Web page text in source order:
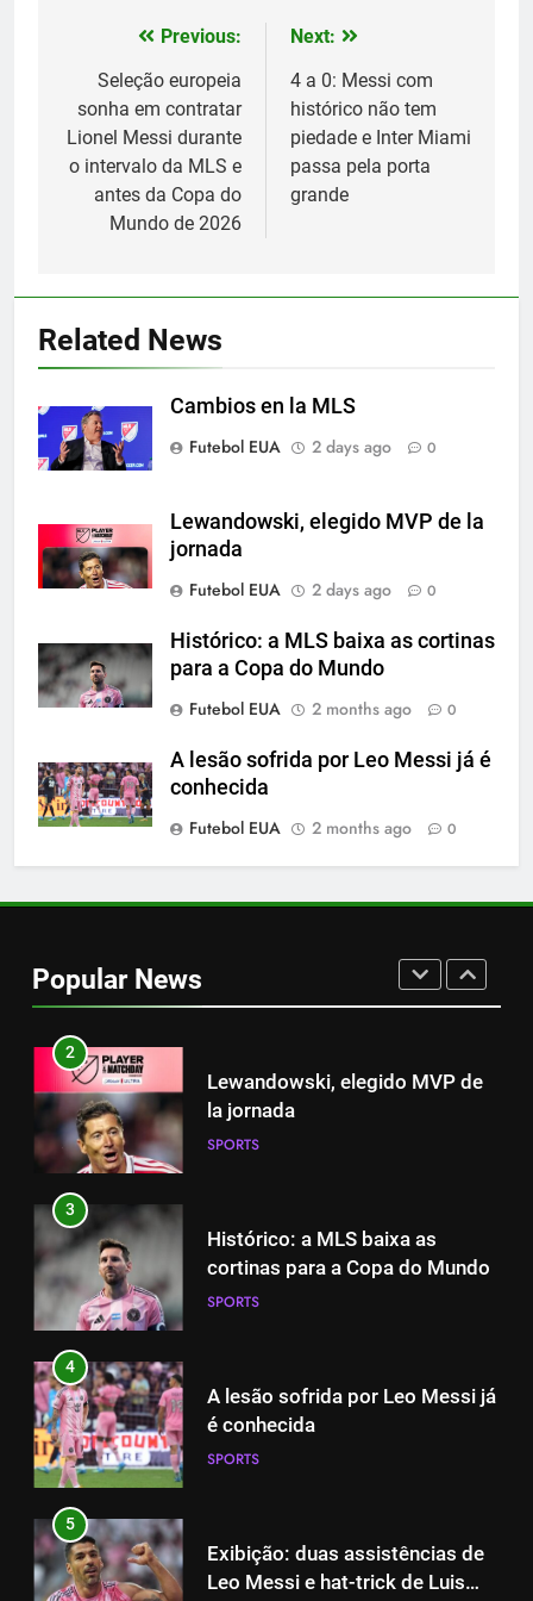
navigation
Previous:
Seleção europeia
sonha em contratar
Lionel Messi durante
o intervalo da MLS e
antes da Copa do
Mundo de 2026
Next:
4 a 0: Messi com
histórico não tem
piedade e Inter Miami
passa pela porta
grande
Related News
Cambios en la MLS
Futebol EUA
2 days ago 0
Lewandowski, elegido MVP de la
jornada
Futebol EUA
2 days ago 0
Histórico: a MLS baixa as cortinas
para a Copa do Mundo
Futebol EUA
2 months ago 0
A lesão sofrida por Leo Messi já é
conhecida
Futebol EUA
2 months ago 0
Popular News
Exibição: duas assistências de
Suárez
6
Austin dispensa sua equipe
SPORTS
7
torcedores do Inter Miami
SPORTS
2-0: Messi, como sempre
SPORTS
2
Lewandowski, elegido MVP de
la jornada
SPORTS
3
Histórico: a MLS baixa as
cortinas para a Copa do Mundo
SPORTS
4
A lesão sofrida por Leo Messi já
é conhecida
SPORTS
5
Exibição: duas assistências de
Leo Messi e hat-trick de Luis